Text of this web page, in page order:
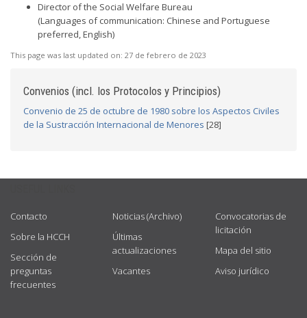
Director of the Social Welfare Bureau
(Languages of communication: Chinese and Portuguese
preferred, English)
This page was last updated on: 27 de febrero de 2023
Convenios (incl. los Protocolos y Principios)
Convenio de 25 de octubre de 1980 sobre los Aspectos Civiles
de la Sustracción Internacional de Menores [28]
Contacto
Sobre la HCCH
Sección de
preguntas
frecuentes
Noticias (Archivo)
Últimas
actualizaciones
Vacantes
Convocatorias de
licitación
Mapa del sitio
Aviso jurídico